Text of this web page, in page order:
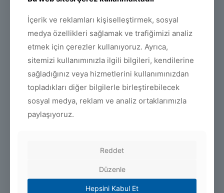
danışmadan bilinçsiz kullanımda
etkiler oluşturabilir, başka bir hastalığı
tetikleyebilir veya bir organınıza zarar
verebilir. Sağlığınızla ilgili durumlarda
lütfen uzman bir doktora danışınız.
Sitemiz, uzman bir doktora
danışılmadan yapılan herhangi bir
sorumlu tutulamaz. Sitemizi ziyaret
eden, yorum yapan ve doktorlara soru
etmiş sayılacaktır.
@hawk_plus
İçerik ve reklamları kişiselleştirmek, sosyal
medya özellikleri sağlamak ve trafiğimizi analiz
etmek için çerezler kullanıyoruz. Ayrıca,
sitemizi kullanımınızla ilgili bilgileri, kendilerine
sağladığınız veya hizmetlerini kullanımınızdan
topladıkları diğer bilgilerle birleştirebilecek
sosyal medya, reklam ve analiz ortaklarımızla
paylaşıyoruz.
Reddet
Düzenle
Hepsini Kabul Et